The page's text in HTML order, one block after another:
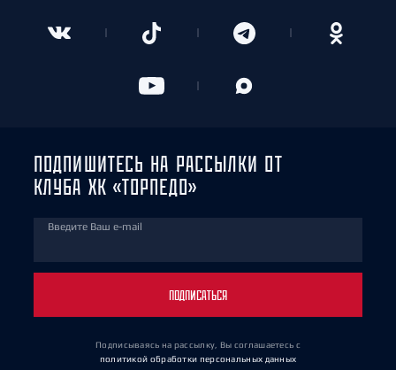
ПОДПИШИТЕСЬ НА РАССЫЛКИ ОТ
КЛУБА ХК «ТОРПЕДО»
Введите Ваш e-mail
ПОДПИСАТЬСЯ
Подписываясь на рассылку, Вы соглашаетесь с
политикой обработки персональных данных